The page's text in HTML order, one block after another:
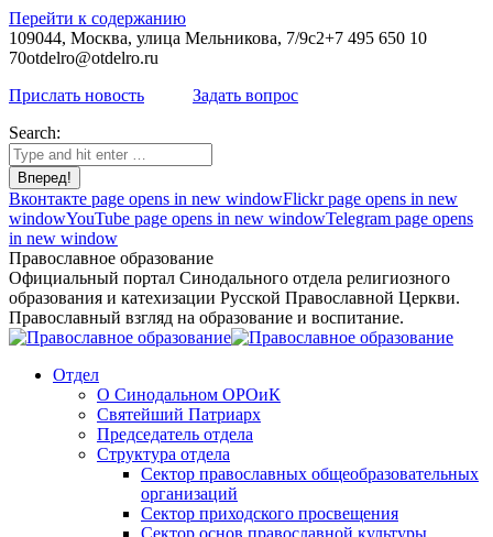
Перейти к содержанию
109044, Москва, улица Мельникова, 7/9с2+7 495 650 10
70otdelro@otdelro.ru
Прислать новость
Задать вопрос
Search:
Вконтакте page opens in new windowFlickr page opens in new
windowYouTube page opens in new windowTelegram page opens
in new window
Православное образование
Официальный портал Синодального отдела религиозного
образования и катехизации Русской Православной Церкви.
Православный взгляд на образование и воспитание.
Отдел
О Синодальном ОРОиК
Святейший Патриарх
Председатель отдела
Структура отдела
Сектор православных общеобразовательных
организаций
Сектор приходского просвещения
Сектор основ православной культуры